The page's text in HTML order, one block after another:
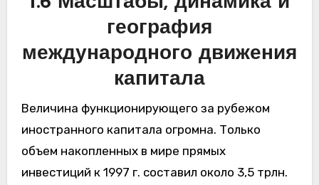
география
международного движения
капитала
Величина функционирующего за рубежом
иностранного капитала огромна. Только
объем накопленных в мире прямых
инвестиций к 1997 г. составил около 3,5 трлн.